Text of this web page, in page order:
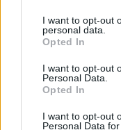
not limited to your
grant or deny
use your data for
consent section.
I want to opt-out
personal data.
Opted In
I want to opt-out
Personal Data.
Opted In
I want to opt-out
Personal Data
a rátok
nem tudom, hogy
Egyébként nem
lisszaboni
jogok védelmében
Olaszországban